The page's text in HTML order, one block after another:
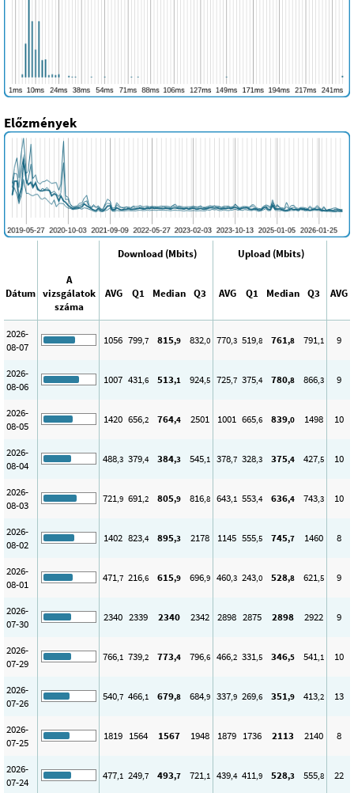
Előzmények
Download (Mbits) Upload (Mbits)
Dátum
A
vizsgálatok
száma
AVG Q1 Median Q3 AVG Q1 Median Q3 AVG
2026-
08-07
1056 799,7 815,9 832,0 770,3 519,8 761,8 791,1 9
2026-
08-06
1007 431,6 513,1 924,5 725,7 375,4 780,8 866,3 9
2026-
08-05
1420 656,2 764,4 2501 1001 665,6 839,0 1498 10
2026-
08-04
488,3 379,4 384,3 545,1 378,7 328,3 375,4 427,5 10
2026-
08-03
721,9 691,2 805,9 816,8 643,1 553,4 636,4 743,3 10
2026-
08-02
1402 823,4 895,3 2178 1145 555,5 745,7 1460 8
2026-
08-01
471,7 216,6 615,9 696,9 460,3 243,0 528,8 621,5 9
2026-
07-30
2340 2339 2340 2342 2898 2875 2898 2922 9
2026-
07-29
766,1 739,2 773,4 796,6 466,2 331,5 346,5 541,1 10
2026-
07-26
540,7 466,1 679,8 684,9 337,9 269,6 351,9 413,2 13
2026-
07-25
1819 1564 1567 1948 1879 1736 2113 2140 8
2026-
07-24
477,1 249,7 493,7 721,1 439,4 411,9 528,3 555,8 22